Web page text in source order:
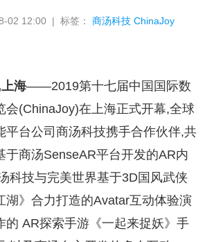
02 12:00 | 标签：商汤科技 ChinaJoy
海——2019第十七届中国国际数
会(ChinaJoy)在上海正式开幕,全球
平台公司商汤科技携手合作伙伴,共
于商汤SenseAR平台开发的AR内
科技与完美世界基于3D国风武侠
湖》合力打造的Avatar互动体验演
的 AR探索手游《一起来捉妖》手